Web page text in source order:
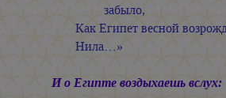
забыло,
Как Египет весной
Нила…»
И о Египте воздыхаешь вслух: